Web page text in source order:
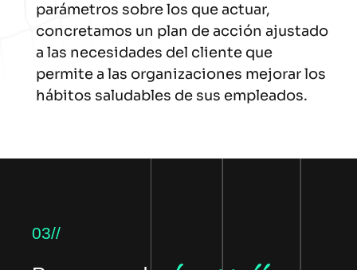
parámetros sobre los que actuar,
concretamos un plan de acción ajustado
a las necesidades del cliente que
permite a las organizaciones mejorar los
hábitos saludables de sus empleados.
03//